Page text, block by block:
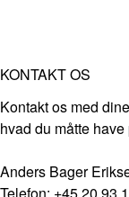
KONTAKT OS
Kontakt os med
hvad du måtte
Anders Bager